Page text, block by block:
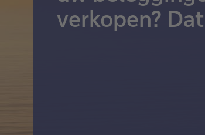
Gestructureerde
schuldinstrumenten
verkopen?